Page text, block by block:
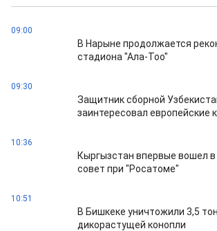
09:00
В Нарыне продолжается
стадиона "Ала-Тоо"
09:30
Защитник сборной
заинтересовал европейские
10:36
Кыргызстан впервые вошел
совет при "Росатоме"
10:51
В Бишкеке уничтожили 3,5
дикорастущей конопли